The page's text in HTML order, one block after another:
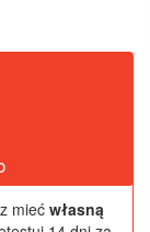
miećwłasną